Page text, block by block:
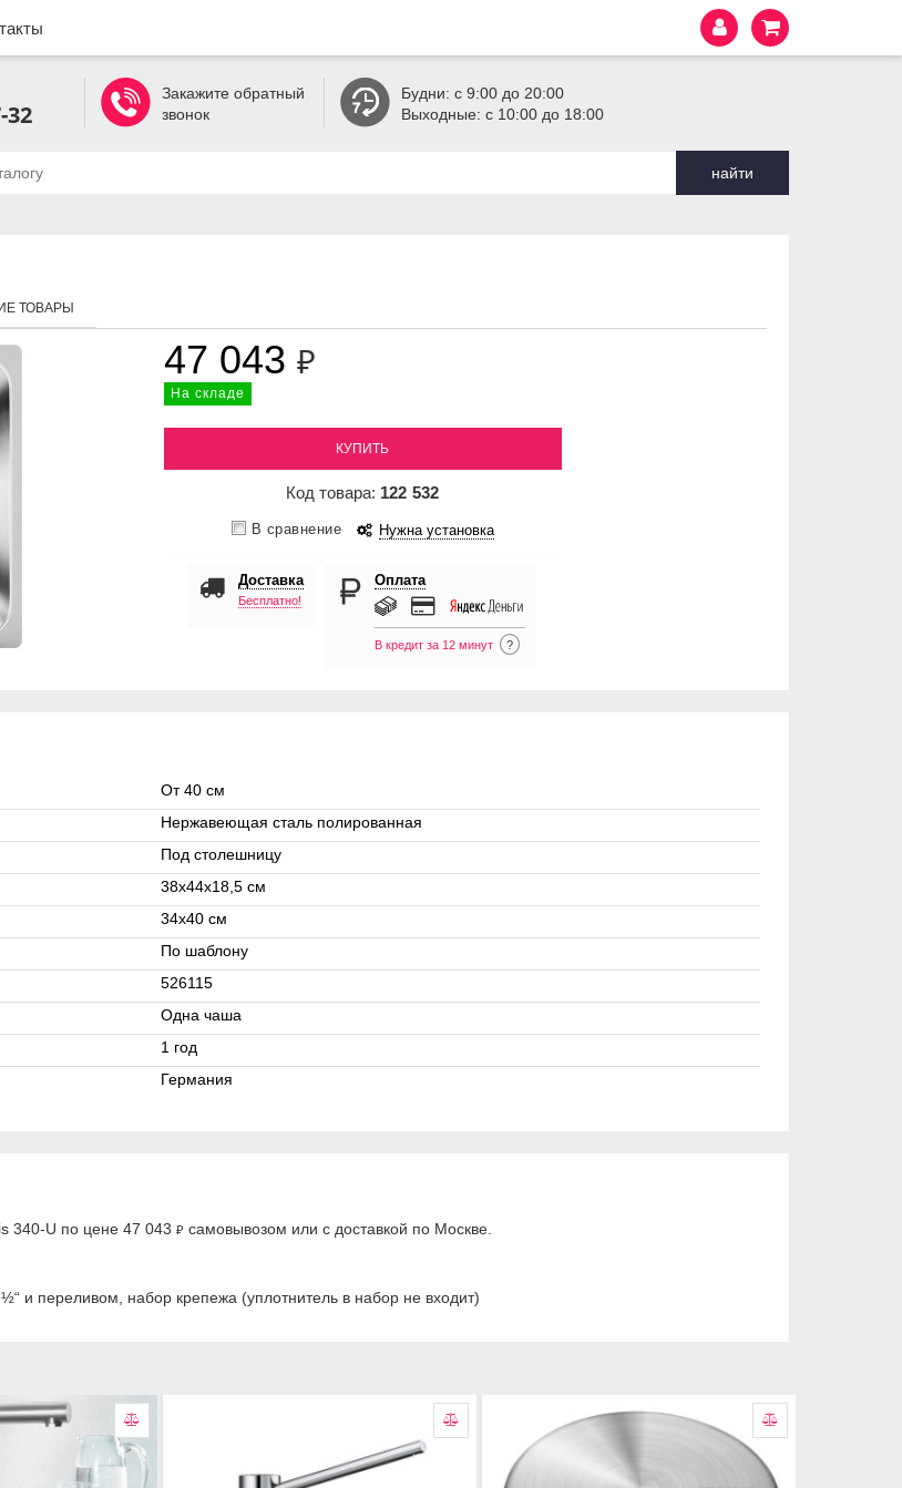
32
Закажите обратный
звонок
Будни: с 9:00 до 20:00
Выходные: с 10:00 до 18:00
найти
ТОВАРЫ
47 043 ₽
На складе
КУПИТЬ
Код товара: 122 532
В сравнение Нужна установка
Доставка
Бесплатно!
Оплата
В кредит за 12 минут ?
От 40 см
Нержавеющая сталь полированная
Под столешницу
38x44х18,5 см
34x40 см
По шаблону
526115
Одна чаша
1 год
Германия
340-U по цене 47 043 ₽ самовывозом или с доставкой по Москве.
и переливом, набор крепежа (уплотнитель в набор не входит)